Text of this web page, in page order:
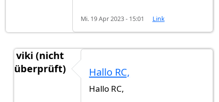
Mi. 19 Apr 2023 - 15:01 Link
viki (nicht
überprüft)
Hallo Viki, ich gehe davon…
Hallo RC,
Hallo RC,